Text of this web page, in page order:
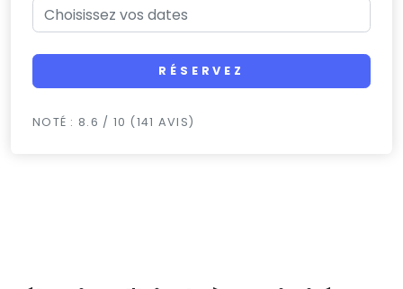
RÉSERVEZ
NOTÉ : 8.6 / 10 (141 AVIS)